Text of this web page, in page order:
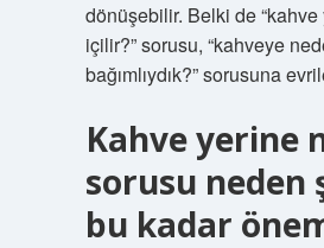
dönüşebilir. Belki de
içilir?” sorusu, “kahveye
bağımlıydık?” sorusuna
Kahve yerine
sorusu neden
bu kadar